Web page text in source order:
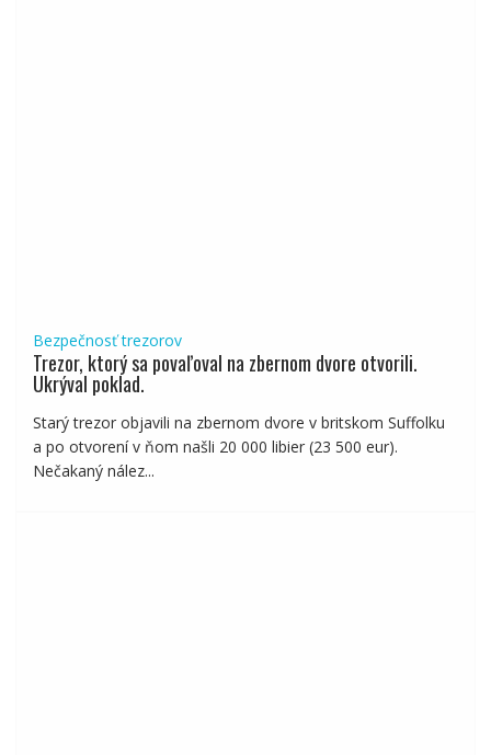
Bezpečnosť trezorov
Trezor, ktorý sa povaľoval na zbernom dvore otvorili.
Ukrýval poklad.
Starý trezor objavili na zbernom dvore v britskom Suffolku
a po otvorení v ňom našli 20 000 libier (23 500 eur).
Nečakaný nález...